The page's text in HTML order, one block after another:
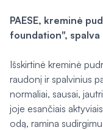
PAESE, kreminė
foundation",
Išskirtinė kreminė
raudonį ir spalvinius
normaliai, sausai,
joje esančiais
odą, ramina